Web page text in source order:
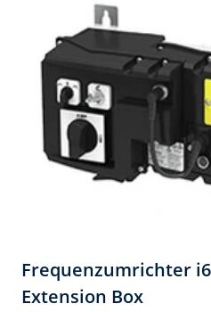
Frequenzumrichter
Extension Box​